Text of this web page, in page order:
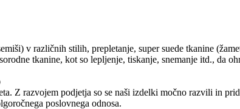
v različnih stilih, prepletanje, super suede tkanine
tkanine, kot so lepljenje, tiskanje, snemanje itd., da
Z razvojem podjetja so se naši izdelki močno razvili in
poslovnega odnosa.